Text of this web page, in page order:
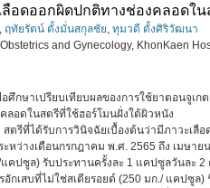
ลือดออกผิดปกติทางช่องคลอดใ
ฤทัยรัตน์ ตั้งมั่นสกุลชัย, ทุมวดี ตั้งศิริวัฒนา
and Gynecology, KhonKaen
อศึกษาเปรียบเทียบผลของการใช้ยาตอนจูเ
ลอดในสตรีที่ใช้ฮอร์โมนฝั่งใต้ผิวหนัง
สตรีที่ได้รับการวินิจฉัยเบื้องต้นว่ามีภาวะเลื
ะหว่างเดือนกรกฎาคม พ.ศ. 2565 ถึง เมษ
แคปซูล) รับประทานครั้งละ 1 แคปซูลวันละ
กเสบที่ไม่ใช่สเตียรอยด์ (250 มก./ แคปซูล)